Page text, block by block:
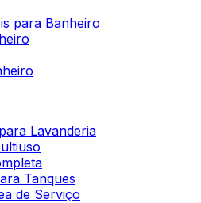
para Banheiro
Lavanderia
Tanques
de Serviço